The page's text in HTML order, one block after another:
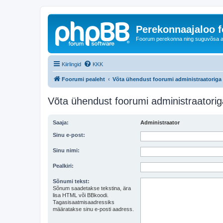
Perekonnaajaloo
Foorum perekonna ning suguvõsa
Kiirlingid KKK
Foorumi pealeht Võta ühendust foorumi administraatoriga
Võta ühendust foorumi
Saaja: Administraator
Sinu e-post:
Sinu nimi:
Pealkiri:
Sõnumi tekst:
Sõnum saadetakse tekstina, ära
lisa HTML või BBkoodi.
Tagasisaatmisaadressiks
määratakse sinu e-posti aadress.